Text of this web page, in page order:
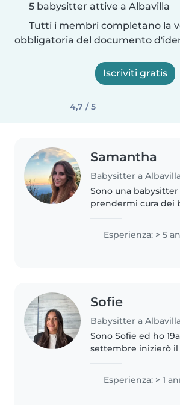
5 babysitter attive a Albavilla
Tutti i membri completano la
obbligatoria del documento
Iscriviti gratis
4,7 / 5
Samantha
Babysitter a Albavilla
Sono una
prendermi cura dei
bambini in età
di esperienza e
in inglese che in
Esperienza: > 5
Sofie
Babysitter a Albavilla
Sono Sofie ed ho
settembre inizierò
bambini, e passare
tempo di qualità.
Esperienza: > 1